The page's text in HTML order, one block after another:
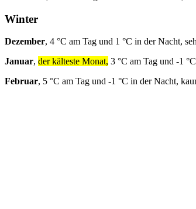
Winter
Dezember, 4 °C am Tag und 1 °C in der Nacht,
Januar, der kälteste Monat, 3 °C am Tag und -1
Februar, 5 °C am Tag und -1 °C in der Nacht,